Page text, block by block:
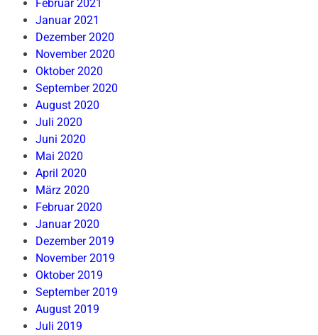
Februar 2021
Januar 2021
Dezember 2020
November 2020
Oktober 2020
September 2020
August 2020
Juli 2020
Juni 2020
Mai 2020
April 2020
März 2020
Februar 2020
Januar 2020
Dezember 2019
November 2019
Oktober 2019
September 2019
August 2019
Juli 2019